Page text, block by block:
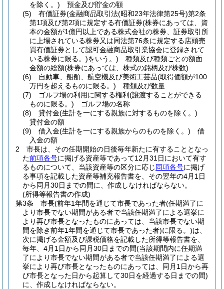
を除く。) 預金及び貯金の額
(5)
有価証券(金融商品取引法(昭和23年法律第25号)第2条
第1項及び第2項に規定する有価証券(株券にあっては、資
本の金額が1億円以上である株式会社の株券、証券取引所
に上場されている株券又は同法第76条に規定する店頭売
買有価証券として認可金融商品取引業協会に登録されて
いる株券に限る。)をいう。) 種類及び種類ごとの額面
金額の総額(株券にあっては、株式の銘柄及び株数)
(6)
自動車、船舶、航空機及び美術工芸品(取得価額が100
万円を超えるものに限る。) 種類及び数量
(7)
ゴルフ場の利用に関する権利 (譲渡することができる
ものに限る。) ゴルフ場の名称
(8)
貸付金(生計を一にする親族に対するものを除く。)
貸付金の額
(9)
借入金(生計を一にする親族からのものを除く。) 借
入金の額
2
市長は、その任期開始の日後毎年新たに有することとなっ
た前項各号に掲げる資産等であって12月31日において有す
るものについて、当該資産等の区分に応じ同項各号に掲げ
る事項を記載した資産等補充報告書を、その翌年の4月1日
から同月30日までの間に、作成しなければならない。
(所得等報告書の作成)
第3条
市長(前年1年間を通じて市長であった者(任期満了に
より市長でない期間がある者で当該任期満了による選挙に
より再び市長となったものにあっては、当該市長でない期
間を除き前年1年間を通じて市長であった者)に限る。)は、
次に掲げる金額及び課税価格を記載した所得等報告書を、
毎年、4月1日から同月30日までの間(当該期間内に任期満
了により市長でない期間がある者で当該任期満了による選
挙により再び市長となったものにあっては、同月1日から再
び市長となった日から起算して30日を経過する日までの間)
に、作成しなければならない。